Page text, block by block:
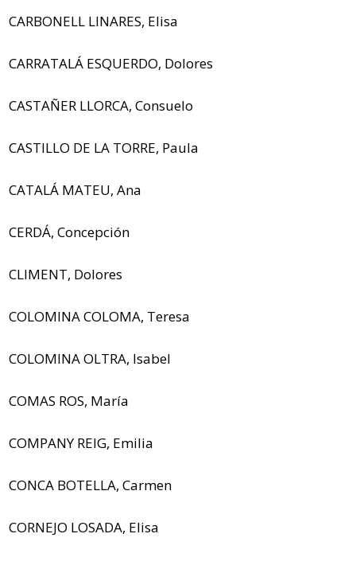
CARBONELL LINARES, Elisa
CARRATALÁ ESQUERDO, Dolores
CASTAÑER LLORCA, Consuelo
CASTILLO DE LA TORRE, Paula
CATALÁ MATEU, Ana
CERDÁ, Concepción
CLIMENT, Dolores
COLOMINA COLOMA, Teresa
COLOMINA OLTRA, Isabel
COMAS ROS, María
COMPANY REIG, Emilia
CONCA BOTELLA, Carmen
CORNEJO LOSADA, Elisa